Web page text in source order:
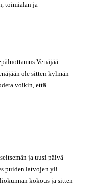
toimialan ja
Venäjää
ole sitten kylmän
voikin, että…
ja uusi päivä
puiden latvojen yli
kokous ja sitten